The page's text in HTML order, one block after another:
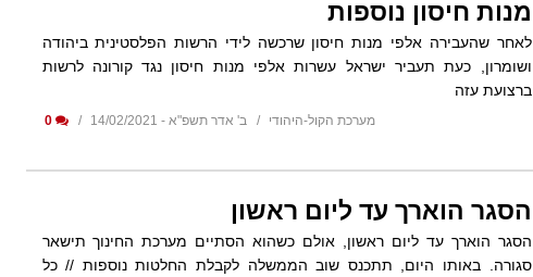
מנות חיסון נוספות
לאחר שהעבירה אלפי מנות חיסון שרכשה לידי הרשות הפלסטינית ביהודה
ושומרון, כעת תעביר ישראל עשרות אלפי מנות חיסון נגד קורונה לרשות
ברצועת עזה
מערכת הקול-היהודי ב' אדר תשפ"א - 14/02/2021 0
הסגר הוארך עד ליום ראשון
הסגר הוארך עד ליום ראשון, אולם כשהוא הסתיים מערכת החינוך תישאר
סגורה. באותו היום, תתכנס שוב הממשלה לקבלת החלטות נוספות // כל